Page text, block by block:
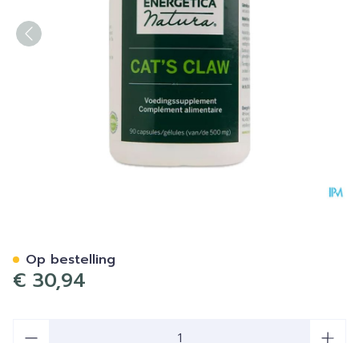
€ 30,94
Op bestelling